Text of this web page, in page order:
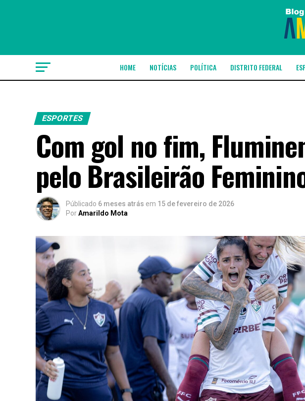
HOME NOTÍCIAS POLÍTICA DISTRITO FEDERAL
ESPORTES
Com gol no fim,
pelo Brasileirão
Públicado 6 meses atrás em 15 de fevereiro de 2026
PorAmarildo Mota